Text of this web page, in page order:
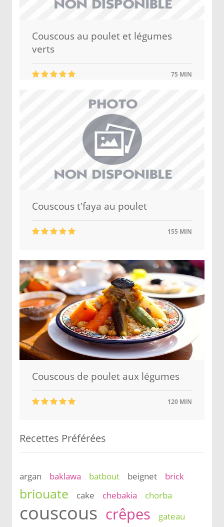
Couscous au poulet et légumes
verts
75 MIN
Couscous t'faya au poulet
155 MIN
Couscous de poulet aux légumes
120 MIN
Recettes Préférées
argan baklawa batbout beignet brick
briouate cake chebakia chorba
couscous crêpes
gateau